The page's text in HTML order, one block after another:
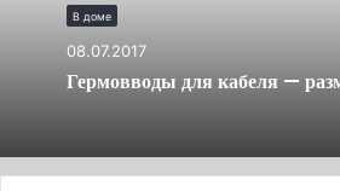
материал – алюминий, первой
должна быть «А». Если её нет –
токопроводящие части
В доме
08.07.2017
Гермовводы для кабеля —